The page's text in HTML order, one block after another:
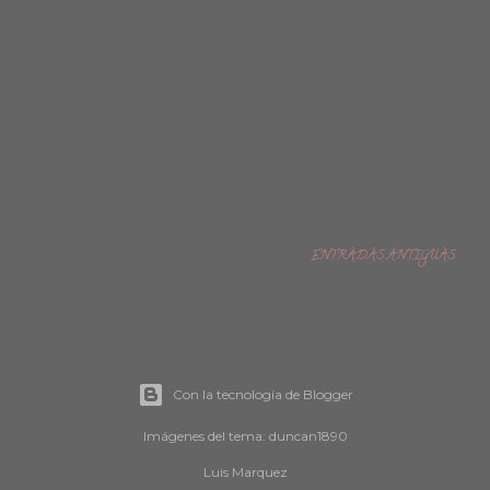
ENTRADAS ANTIGUAS
Con la tecnología de Blogger
Imágenes del tema: duncan1890
Luis Marquez